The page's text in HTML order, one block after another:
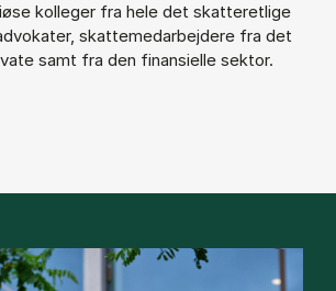
kolleger fra hele det skatteretlige
skattemedarbejdere fra det
samt fra den finansielle sektor.